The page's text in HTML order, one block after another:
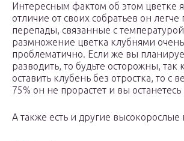
Интересным фактом об этом цветке
отличие от своих собратьев он легче
перепады, связанные с
размножение цветка клубнями очень
проблематично. Если же вы
разводить, то будьте осторожны, так
оставить клубень без отростка, то с
75% он не прорастет и вы
А также есть и другие высокорослые